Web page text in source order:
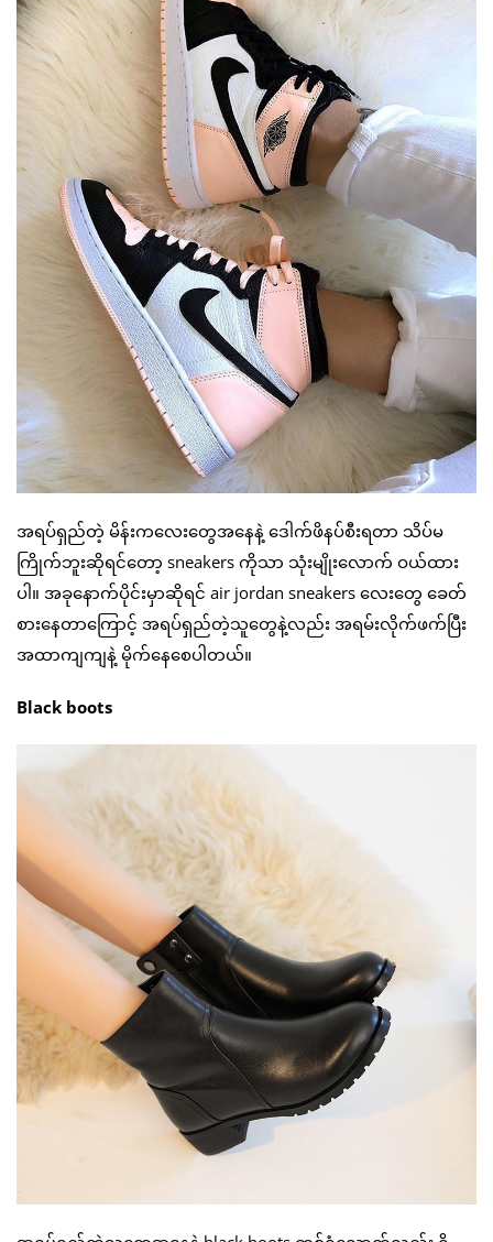
အရပ်ရှည်တဲ့ မိန်းကလေးတွေအနေနဲ့ ဒေါက်ဖိနပ်စီးရတာ သိပ်မ
ကြိုက်ဘူးဆိုရင်တော့ sneakers ကိုသာ သုံးမျိုးလောက် ဝယ်ထား
ပါ။ အခုနောက်ပိုင်းမှာဆိုရင် air jordan sneakers လေးတွေ ခေတ်
စားနေတာကြောင့် အရပ်ရှည်တဲ့သူတွေနဲ့လည်း အရမ်းလိုက်ဖက်ပြီး
အထာကျကျနဲ့ မိုက်နေစေပါတယ်။
Black boots